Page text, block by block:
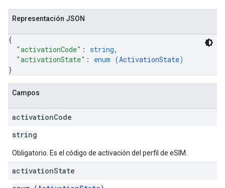
Representación JSON
{
"activationCode" : string,
"activationState" : enum (ActivationState)
}
Campos
activationCode
string
Obligatorio. Es el código de activación del perfil de eSIM.
activationState